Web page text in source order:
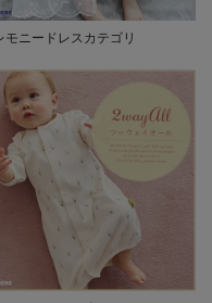
モニードレスカテゴリ